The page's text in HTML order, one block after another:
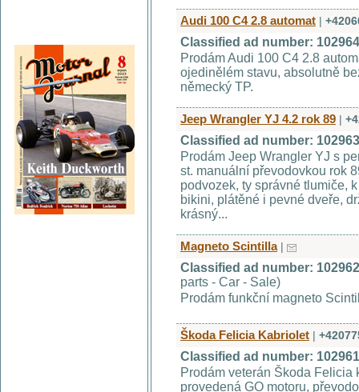
Audi 100 C4 2.8 automat |
Classified ad number:
Prodám Audi 100 C4 2.8
ojedinělém stavu, absolutně
německý TP.
Jeep Wrangler YJ 4.2 rok 89 |
Classified ad number:
Prodám Jeep Wrangler YJ s
st. manuální převodovkou rok
podvozek, ty správné tlumiče,
bikini, plátěné i pevné dveře,
krásný...
Magneto Scintilla |
Classified ad number:
parts - Car - Sale)
Prodám funkční magneto
Škoda Felicia Kabriolet |
Classified ad number:
Prodám veterán Škoda Felicia
provedená GO motoru,